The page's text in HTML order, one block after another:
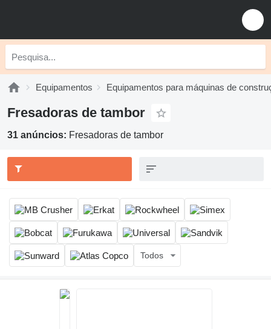
Equipamentos Equipamentos para máquinas de
Fresadoras de tambor
31 anúncios: Fresadoras de tambor
Todos